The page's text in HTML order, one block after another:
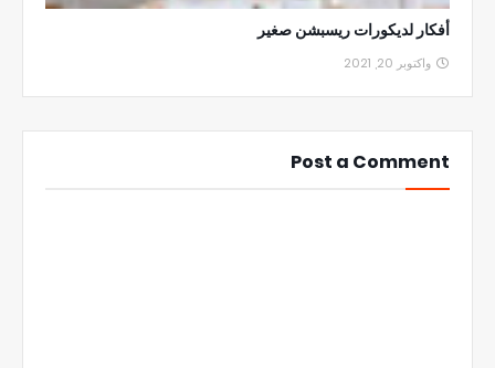
أفكار لديكورات ريسبشن صغير
واكتوبر 20, 2021
Post a Comment